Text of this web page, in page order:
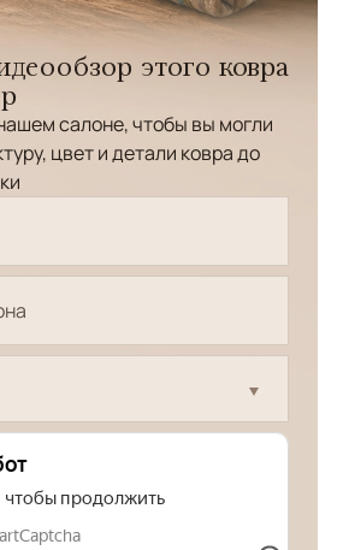
этого ковра
салоне, чтобы вы могли
цвет и детали ковра до